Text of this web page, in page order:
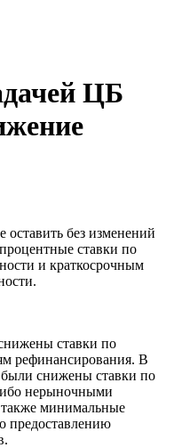
ЦБ
без изменений
ставки по
и краткосрочным
ставки по
рефинансирования. В
снижены ставки по
нерыночными
также минимальные
предоставлению